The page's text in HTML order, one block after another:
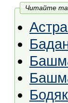
Читайте